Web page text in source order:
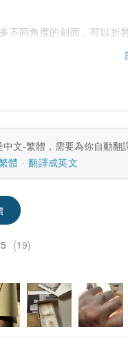
不同角度的刻面，可以折
毫米
務提供。
您希望將其包裝。
石因國家和地區而異。
戒指。
。
石等級的優質天然寶石。
文-繁體，需要為你自動翻
體
翻譯成英文
5 (19)